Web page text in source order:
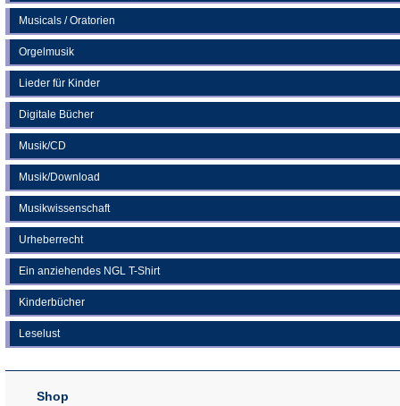
Musicals / Oratorien
Orgelmusik
Lieder für Kinder
Digitale Bücher
Musik/CD
Musik/Download
Musikwissenschaft
Urheberrecht
Ein anziehendes NGL T-Shirt
Kinderbücher
Leselust
Shop